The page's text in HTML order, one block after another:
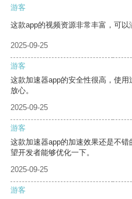
游客
这款app的视频资源非常丰富，可以
2025-09-25
游客
这款加速器app的安全性很高，使
放心。
2025-09-25
游客
这款加速器app的加速效果还是不
望开发者能够优化一下。
2025-09-25
游客